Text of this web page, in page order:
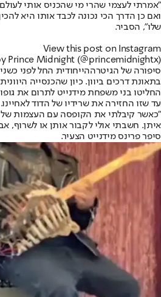
"אמרתי לעצמי שהרי מי שהכניס אותי
ואם כן הדרך הכי נכונה לכבד אותו היא
שלו", הסביר.
View this post on Instagram
Prince Midnight (@princemidnightx)
סיפורה של הגיטרההייחודית החל לפני
בתאונת דרכים ביוון. כיון שהכנסייה
החליטו בני משפחת מידנייט לתרום את
עד שזו החזירה את שרידיו של הדוד לאחיינו.
"כאשר קיבלתי את הקופסה עם העצמות של
איתן. חשבתי אולי לקבור אותן או לשרוף,
סיפר פרינס מידנייט הצעיר.